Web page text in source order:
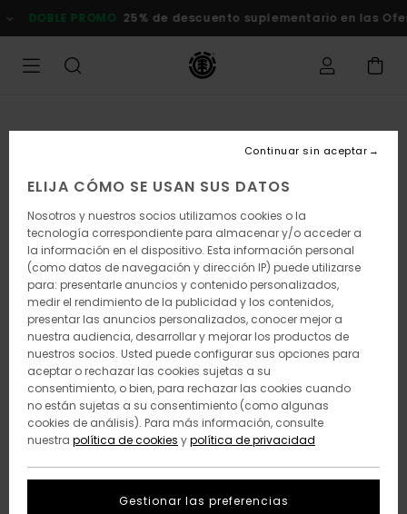
a
la
PROMO 25% de descuento suplementario en las Ofertas
ELIJA CÓMO SE USAN SUS DATOS
Nosotros y nuestros socios utilizamos cookies o la
tecnología correspondiente para almacenar y/o acceder a
la información en el dispositivo. Esta información personal
(como datos de navegación y dirección IP) puede utilizarse
para: presentarle anuncios y contenido personalizados,
medir el rendimiento de la publicidad y los contenidos,
presentar las anuncios personalizados, conocer mejor a
nuestra audiencia, desarrollar y mejorar los productos de
nuestros socios. Usted puede configurar sus opciones para
aceptar o rechazar las cookies sujetas a su
consentimiento, o bien, para rechazar las cookies cuando
no están sujetas a su consentimiento (como algunas
cookies de análisis). Para más información, consulte
nuestra política de cookies ypolítica de privacidad
Gestionar las preferencias
Continuar sin aceptar